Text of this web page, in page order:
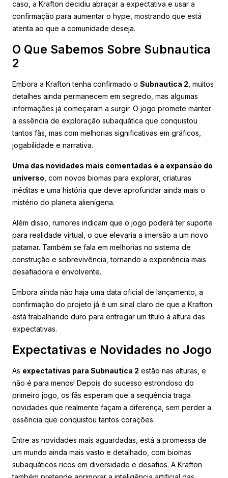
caso, a Krafton decidiu abraçar a expectativa e usar a
confirmação para aumentar o hype, mostrando que está
atenta ao que a comunidade deseja.
O Que Sabemos Sobre Subnautica
2
Embora a Krafton tenha confirmado o Subnautica 2 , muitos
detalhes ainda permanecem em segredo, mas algumas
informações já começaram a surgir. O jogo promete manter
a essência de exploração subaquática que conquistou
tantos fãs, mas com melhorias significativas em gráficos,
jogabilidade e narrativa.
Uma das novidades mais comentadas é a expansão do
universo , com novos biomas para explorar, criaturas
inéditas e uma história que deve aprofundar ainda mais o
mistério do planeta alienígena.
Além disso, rumores indicam que o jogo poderá ter suporte
para realidade virtual, o que elevaria a imersão a um novo
patamar. Também se fala em melhorias no sistema de
construção e sobrevivência, tornando a experiência mais
desafiadora e envolvente.
Embora ainda não haja uma data oficial de lançamento, a
confirmação do projeto já é um sinal claro de que a Krafton
está trabalhando duro para entregar um título à altura das
expectativas.
Expectativas e Novidades no Jogo
As expectativas para Subnautica 2 estão nas alturas, e
não é para menos! Depois do sucesso estrondoso do
primeiro jogo, os fãs esperam que a sequência traga
novidades que realmente façam a diferença, sem perder a
essência que conquistou tantos corações.
Entre as novidades mais aguardadas, está a promessa de
um mundo ainda mais vasto e detalhado, com biomas
subaquáticos ricos em diversidade e desafios. A Krafton